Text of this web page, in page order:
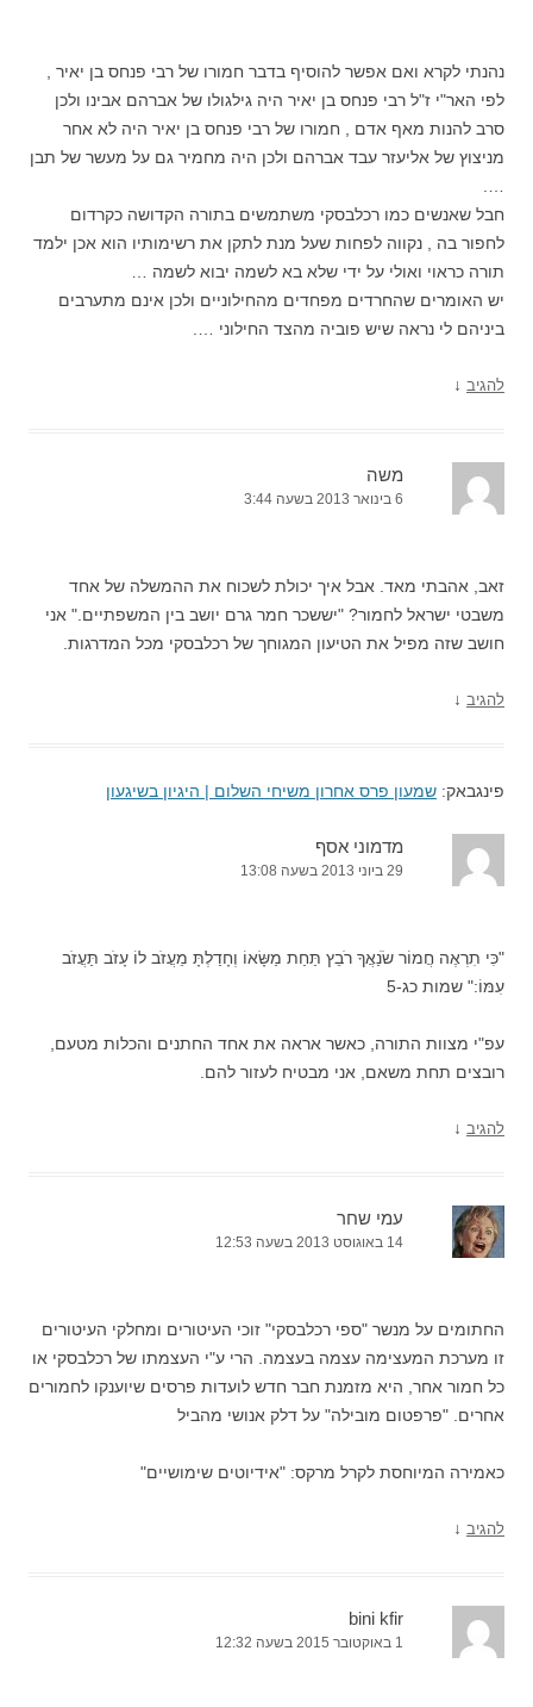
נהנתי לקרא ואם אפשר להוסיף בדבר חמורו של רבי פנחס בן יאיר ,
לפי האר"י ז"ל רבי פנחס בן יאיר היה גילגולו של אברהם אבינו ולכן
סרב להנות מאף אדם , חמורו של רבי פנחס בן יאיר היה לא אחר
מניצוץ של אליעזר עבד אברהם ולכן היה מחמיר גם על מעשר של תבן
….
חבל שאנשים כמו רכלבסקי משתמשים בתורה הקדושה כקרדום
לחפור בה , נקווה לפחות שעל מנת לתקן את רשימותיו הוא אכן ילמד
תורה כראוי ואולי על ידי שלא בא לשמה יבוא לשמה …
יש האומרים שהחרדים מפחדים מהחילוניים ולכן אינם מתערבים
ביניהם לי נראה שיש פוביה מהצד החילוני ….
להגיב ↓
משה
6 בינואר 2013 בשעה 3:44
זאב, אהבתי מאד. אבל איך יכולת לשכוח את ההמשלה של אחד
משבטי ישראל לחמור? "יששכר חמר גרם יושב בין המשפתיים." אני
חושב שזה מפיל את הטיעון המגוחך של רכלבסקי מכל המדרגות.
להגיב ↓
פינגבאק: שמעון פרס אחרון משיחי השלום | היגיון בשיגעון
מדמוני אסף
29 ביוני 2013 בשעה 13:08
"כִּי תִרְאֶה חֲמוֹר שֹׂנַאֲךָ רֹבֵץ תַּחַת מַשָּׂאוֹ וְחָדַלְתָּ מֵעֲזֹב לוֹ עָזֹב תַּעֲזֹב
עִמּוֹ:" שמות כג-5
עפ"י מצוות התורה, כאשר אראה את אחד החתנים והכלות מטעם,
רובצים תחת משאם, אני מבטיח לעזור להם.
להגיב ↓
עמי שחר
14 באוגוסט 2013 בשעה 12:53
החתומים על מנשר "ספי רכלבסקי" זוכי העיטורים ומחלקי העיטורים
זו מערכת המעצימה עצמה בעצמה. הרי ע"י העצמתו של רכלבסקי או
כל חמור אחר, היא מזמנת חבר חדש לועדות פרסים שיוענקו לחמורים
אחרים. "פרפטום מובילה" על דלק אנושי מהביל
כאמירה המיוחסת לקרל מרקס: "אידיוטים שימושיים"
להגיב ↓
bini kfir
1 באוקטובר 2015 בשעה 12:32